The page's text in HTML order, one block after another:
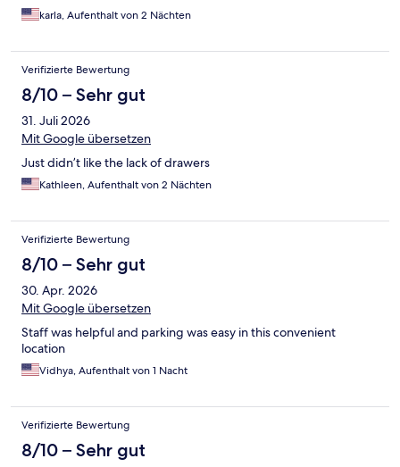
karla, Aufenthalt von 2 Nächten
Verifizierte Bewertung
8/10 – Sehr gut
31. Juli 2026
Mit Google übersetzen
Just didn’t like the lack of drawers
Kathleen, Aufenthalt von 2 Nächten
Verifizierte Bewertung
8/10 – Sehr gut
30. Apr. 2026
Mit Google übersetzen
Staff was helpful and parking was easy in this convenient
location
Vidhya, Aufenthalt von 1 Nacht
Verifizierte Bewertung
8/10 – Sehr gut